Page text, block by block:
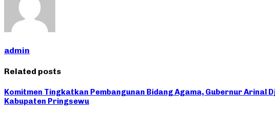
admin
Related posts
Komitmen Tingkatkan Pembangunan Bidang Agama, Gubernur Arinal
Kabupaten Pringsewu